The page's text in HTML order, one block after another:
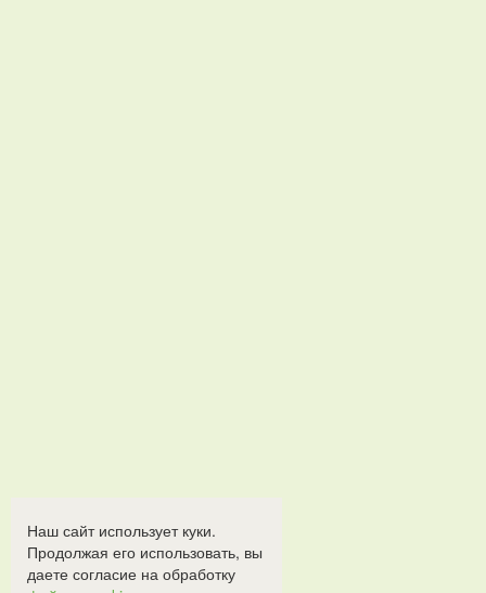
Наш сайт использует куки.
Продолжая его использовать, вы
даете согласие на обработку